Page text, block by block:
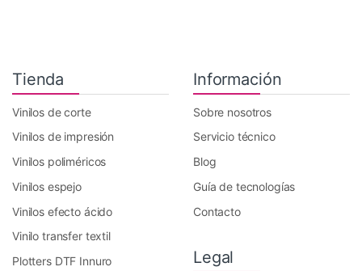
Tienda
Vinilos de corte
Vinilos de impresión
Vinilos poliméricos
Vinilos espejo
Vinilos efecto ácido
Vinilo transfer textil
Plotters DTF Innuro
Información
Sobre nosotros
Servicio técnico
Blog
Guía de tecnologías
Contacto
Legal